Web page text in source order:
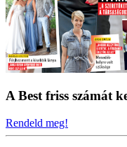
A Best friss számát
Rendeld meg!